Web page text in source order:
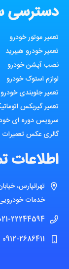
دسترسی
تعمیر موتور خودرو
تعمیر خودرو هیبرید
نصب آپشن خودرو
لوازم استوک خودرو
تعمیر جلوبندی خودرو
تعمیر گیربکس
سرویس دوره ای
گالری عکس
اطلاعات
تهرانپارس،
خدمات
22244594
0912-2686411